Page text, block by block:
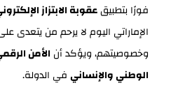
فورًا بتطبيقعقوبة الابتزاز
الإماراتي اليوم لا يرحم من يتعدى
وخصوصيتهم، ويؤكد أن الأمن
الوطني والإنسانيفي الدولة.